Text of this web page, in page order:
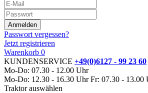
Passwort vergessen?
Jetzt registrieren
Warenkorb 0
KUNDENSERVICE +49(0)6127 - 99 23 60
Mo-Do: 07.30 - 12.00 Uhr
Mo-Do: 12.30 - 16.30 Uhr Fr: 07.30 - 13.00
Traktor auswählen